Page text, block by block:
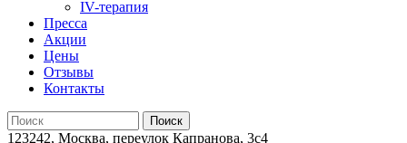
IV-терапия
Пресса
Акции
Цены
Отзывы
Контакты
123242, Москва, переулок Капранова, 3с4